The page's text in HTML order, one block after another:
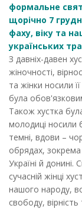
формальне
щорічно 7
фаху, віку та
українських
З давніх-давен
жіночності,
та жінки носили
була
Також хустка
молодиці носили
темні, вдови –
обрядах, зокрема
Україні й
сучасній жінці
нашого народу,
свободу,